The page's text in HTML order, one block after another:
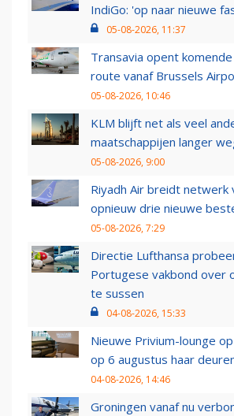
IndiGo: 'op naar nieuwe
05-08-2026, 11:37
Transavia opent
route vanaf Brussels
05-08-2026, 10:46
KLM blijft net als veel
maatschappijen langer
05-08-2026, 9:00
Riyadh Air breidt netwerk
opnieuw drie nieuwe
05-08-2026, 7:29
Directie Lufthansa
Portugese vakbond over
te sussen
04-08-2026, 15:33
Nieuwe Privium-lounge
op 6 augustus haar
04-08-2026, 14:46
Groningen vanaf nu